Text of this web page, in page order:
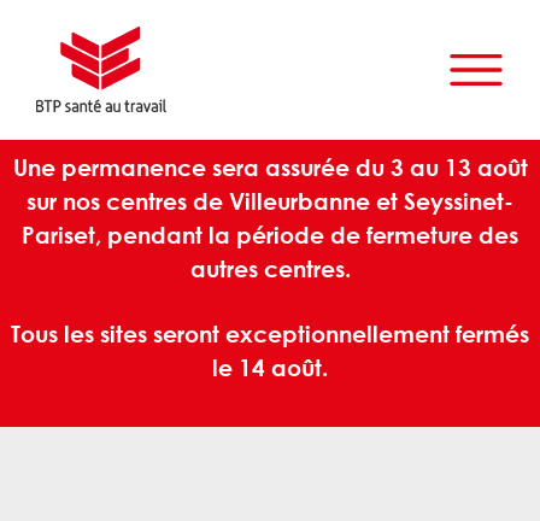
Une permanence sera assurée du 3 au 13 août
sur nos centres de Villeurbanne et Seyssinet-
Pariset, pendant la période de fermeture des
autres centres.
Tous les sites seront exceptionnellement fermés
le 14 août.